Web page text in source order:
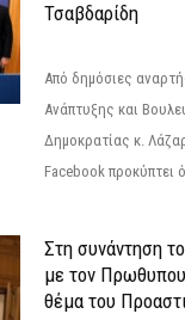
Τσαβδαρίδη
Από δημόσιες
Ανάπτυξης και
Δημοκρατίας κ.
Facebook προκύπτει
Στη συνάντηση
με τον
θέμα του